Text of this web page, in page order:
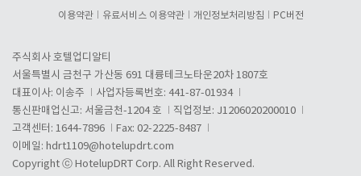
이용약관 유료서비스 이용약관 개인정보처리방침 PC버전
주식회사 호텔업디알티
서울특별시 금천구 가산동 691 대륭테크노타운20차 1807호
대표이사: 이송주
사업자등록번호: 441-87-01934
통신판매업신고: 서울금천-1204 호
직업정보: J1206020200010
고객센터: 1644-7896
Fax: 02-2225-8487
이메일: hdrt1109@hotelupdrt.com
Copyright ⓒ HotelupDRT Corp. All Right Reserved.